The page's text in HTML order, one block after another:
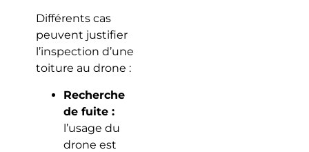
Différents cas
peuvent justifier
l’inspection d’une
toiture au drone :
Recherche
de fuite :
l’usage du
drone est